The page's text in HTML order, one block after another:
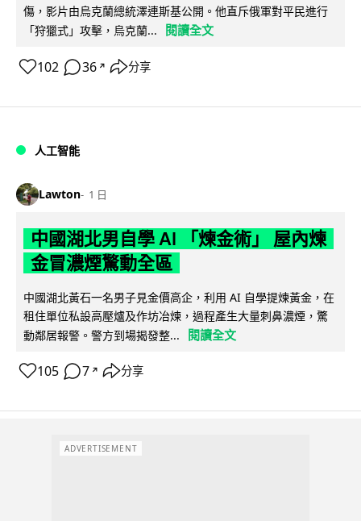
傷，影片由烏克蘭總統澤連斯基公開。他直斥俄軍對平民進行
「狩獵式」攻擊，烏克蘭...
閱讀全文
102 36 ↗ 分享
人工智能
Lawton 1 日
中國湖北男自學 AI 「煉金術」 屋內煉
金冒濃煙驚動全區
中國湖北黃石一名男子見金價高企，利用 AI 自學提煉黃金，在
租住單位私設高壓爐及作坊冶煉，過程產生大量刺鼻濃煙，驚
動鄰居報警。警方到場揭發整...
閱讀全文
105 7 ↗ 分享
ADVERTISEMENT